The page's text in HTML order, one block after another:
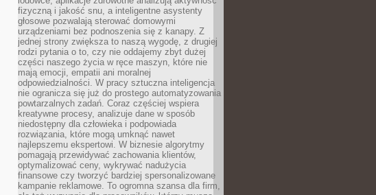
fizyczną i jakość snu, a inteligentne asystenty
głosowe pozwalają sterować domowymi
urządzeniami bez podnoszenia się z kanapy. Z
jednej strony zwiększa to naszą wygodę, z drugiej
rodzi pytania o to, czy nie oddajemy zbyt dużej
części naszego życia w ręce maszyn, które nie
mają emocji, empatii ani moralnej
odpowiedzialności. W pracy sztuczna inteligencja
nie ogranicza się już do prostego automatyzowania
powtarzalnych zadań. Coraz częściej wspiera
kreatywne procesy, analizuje dane w sposób
niedostępny dla człowieka i podpowiada
rozwiązania, które mogą umknąć nawet
najlepszemu ekspertowi. W biznesie algorytmy
pomagają przewidywać zachowania klientów,
optymalizować ceny, wykrywać nadużycia
finansowe czy tworzyć bardziej spersonalizowane
kampanie reklamowe. To ogromna szansa dla firm,